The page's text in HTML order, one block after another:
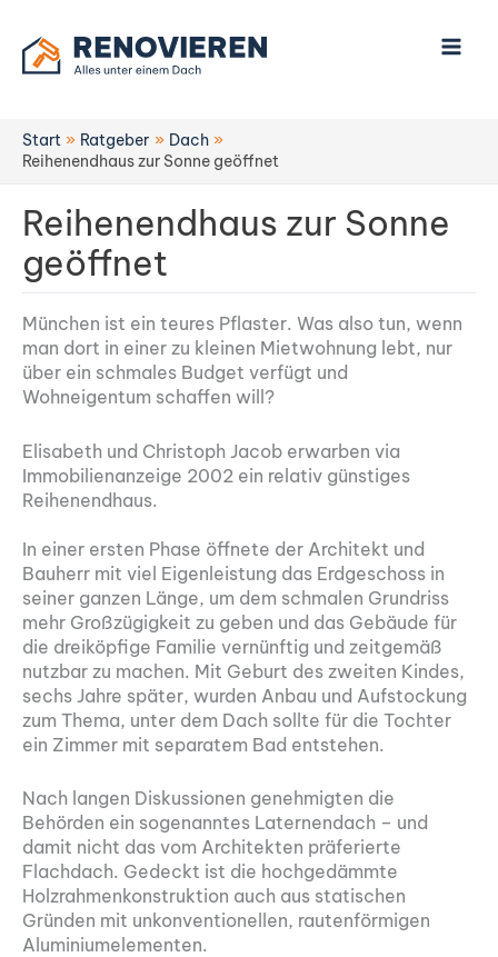
Inhalt
springen
Start Ratgeber
Dach
Reihenendhaus zur Sonne geöffnet
Reihenendhaus zur Sonne
geöffnet
München ist ein teures Pflaster. Was also tun, wenn
man dort in einer zu kleinen Mietwohnung lebt, nur
über ein schmales Budget verfügt und
Wohneigentum schaffen will?
Elisabeth und Christoph Jacob erwarben via
Immobilienanzeige 2002 ein relativ günstiges
Reihenendhaus.
In einer ersten Phase öffnete der Architekt und
Bauherr mit viel Eigenleistung das Erdgeschoss in
seiner ganzen Länge, um dem schmalen Grundriss
mehr Großzügigkeit zu geben und das Gebäude für
die dreiköpfige Familie vernünftig und zeitgemäß
nutzbar zu machen. Mit Geburt des zweiten Kindes,
sechs Jahre später, wurden Anbau und Aufstockung
zum Thema, unter dem Dach sollte für die Tochter
ein Zimmer mit separatem Bad entstehen.
Nach langen Diskussionen genehmigten die
Behörden ein sogenanntes Laternendach – und
damit nicht das vom Architekten präferierte
Flachdach. Gedeckt ist die hochgedämmte
Holzrahmenkonstruktion auch aus statischen
Gründen mit unkonventionellen, rautenförmigen
Aluminiumelementen.